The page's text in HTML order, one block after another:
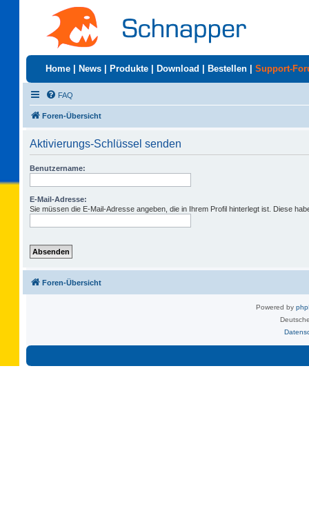
Home News Produkte Download Bestellen Support-
FAQ
Foren-Übersicht
Aktivierungs-Schlüssel senden
Benutzername:
E-Mail-Adresse:
Sie müssen die E-Mail-Adresse angeben, die in Ihrem Profil hinterlegt ist. Diese
Foren-Übersicht
Powered by